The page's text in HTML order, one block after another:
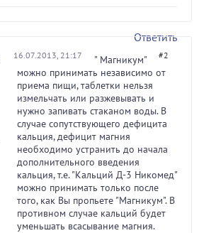
Ответить
16.07.2013, 21:17 #2
" Магникум"
можно принимать независимо от
приема пищи, таблетки нельзя
измельчать или разжевывать и
нужно запивать стаканом воды. В
случае сопутствующего дефицита
кальция, дефицит магния
необходимо устранить до начала
дополнительного введения
кальция, т.е. "Кальций Д-3 Никомед"
можно принимать только после
того, как Вы пропьете "Магникум". В
противном случае кальций будет
уменьшать всасывание магния.